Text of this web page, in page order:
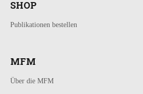
SHOP
Publikationen bestellen
MFM
Über die MFM